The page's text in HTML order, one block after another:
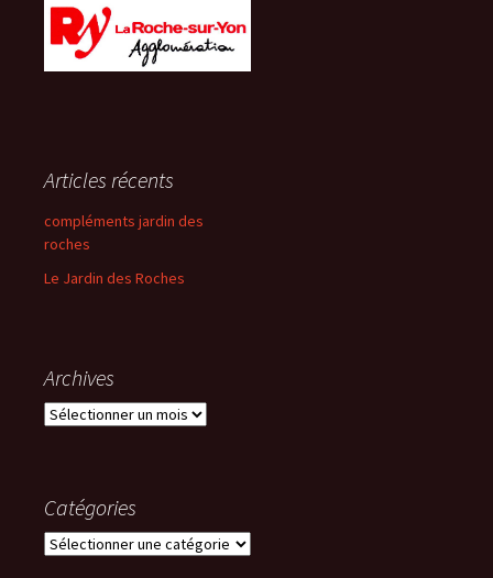
Articles récents
compléments jardin des
roches
Le Jardin des Roches
Archives
Archives
Catégories
Catégories